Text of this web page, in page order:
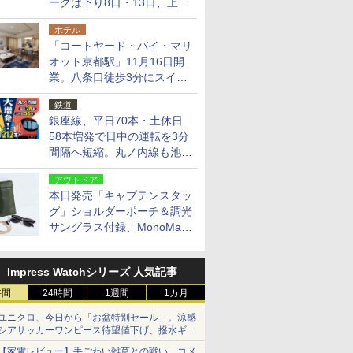
14日・15日
ホテル
「コートヤード・バイ・マリ
オット京都駅」11月16日開
業。八条口徒歩3分にスイー
ト含む全270室、ダイニング
も併設
鉄道
銀座線、平日70本・土休日
58本増発で日中の運転を3分
間隔へ短縮。丸ノ内線も池袋
～中野坂上を4分間隔に
アウトドア
本日発売「キャプテンスタッ
グ」ショルダーポーチ＆調光
サングラス付録、MonoMax
Impress Watchシリーズ 人気記事
24時間 1週間 1カ月
ニクロ、今日から「お盆特別セール」。涼感
アサッカーワンピース待望値下げ、撥水ギア
ョーツは1990円に